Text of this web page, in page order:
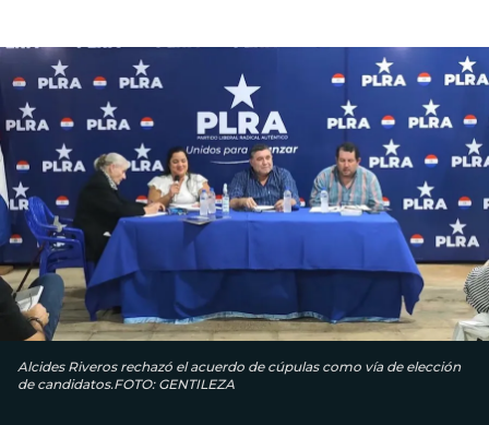
Alcides Riveros rechazó el acuerdo de cúpulas como vía de elección
de candidatos.FOTO: GENTILEZA